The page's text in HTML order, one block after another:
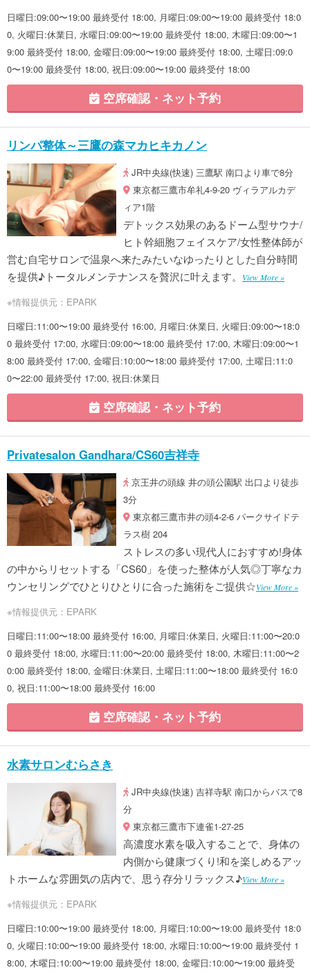
日曜日:09:00〜19:00 最終受付 18:00, 月曜日:09:00〜19:00 最終受付 18:0
0, 火曜日:休業日, 水曜日:09:00〜19:00 最終受付 18:00, 木曜日:09:00〜1
9:00 最終受付 18:00, 金曜日:09:00〜19:00 最終受付 18:00, 土曜日:09:0
0〜19:00 最終受付 18:00, 祝日:09:00〜19:00 最終受付 18:00
空席確認・ネット予約
リンパ整体～三鷹の森マカヒキカノン
JR中央線(快速) 三鷹駅 南口より車で8分
東京都三鷹市牟礼4-9-20 ヴィラアルカデ
ィア1階
デトックス効果のあるドーム型サウナ/
ヒト幹細胞フェイスケア/女性整体師が
営む自宅サロンで温泉へ来たみたいなゆったりとした自分時間
を提供♪トータルメンテナンスを贅沢に叶えます。
View More »
※情報提供元：EPARK
日曜日:11:00〜19:00 最終受付 16:00, 月曜日:休業日, 火曜日:09:00〜18:0
0 最終受付 17:00, 水曜日:09:00〜18:00 最終受付 17:00, 木曜日:09:00〜1
8:00 最終受付 17:00, 金曜日:10:00〜18:00 最終受付 17:00, 土曜日:11:0
0〜22:00 最終受付 17:00, 祝日:休業日
空席確認・ネット予約
Privatesalon Gandhara/CS60吉祥寺
京王井の頭線 井の頭公園駅 出口より徒歩
3分
東京都三鷹市井の頭4-2-6 パークサイドテ
ラス樹 204
ストレスの多い現代人におすすめ!身体
の中からリセットする「CS60」を使った整体が人気◎丁寧なカ
ウンセリングでひとりひとりに合った施術をご提供☆View More »
※情報提供元：EPARK
日曜日:11:00〜18:00 最終受付 16:00, 月曜日:休業日, 火曜日:11:00〜20:0
0 最終受付 18:00, 水曜日:11:00〜20:00 最終受付 18:00, 木曜日:11:00〜2
0:00 最終受付 18:00, 金曜日:休業日, 土曜日:11:00〜18:00 最終受付 16:0
0, 祝日:11:00〜18:00 最終受付 16:00
空席確認・ネット予約
水素サロンむらさき
JR中央線(快速) 吉祥寺駅 南口からバスで8
分
東京都三鷹市下連雀1-27-25
高濃度水素を吸入することで、身体の
内側から健康づくり!和を楽しめるアッ
トホームな雰囲気の店内で、思う存分リラックス♪View More »
※情報提供元：EPARK
日曜日:10:00〜19:00 最終受付 18:00, 月曜日:10:00〜19:00 最終受付 18:0
0, 火曜日:10:00〜19:00 最終受付 18:00, 水曜日:10:00〜19:00 最終受付 1
8:00, 木曜日:10:00〜19:00 最終受付 18:00, 金曜日:10:00〜19:00 最終受